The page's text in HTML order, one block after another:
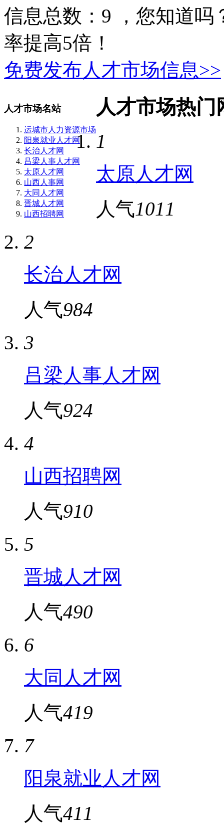
信息总数： 9 ，您知道
率提高5倍！
免费发布人才市场信息>>
人才市场名站
运城市人力资源市场
阳泉就业人才网
长治人才网
吕梁人事人才网
太原人才网
山西人事网
大同人才网
晋城人才网
山西招聘网
人才市场热门
1
太原人才网
人气1011
2
长治人才网
人气984
3
吕梁人事人才网
人气924
4
山西招聘网
人气910
5
晋城人才网
人气490
6
大同人才网
人气419
7
阳泉就业人才网
人气411